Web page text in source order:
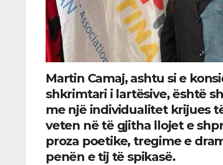
Martin Camaj, ashtu si e
shkrimtari i lartësive, është
me një individualitet krijues
veten në të gjitha llojet e
proza poetike, tregime e
penën e tij të spikasë.